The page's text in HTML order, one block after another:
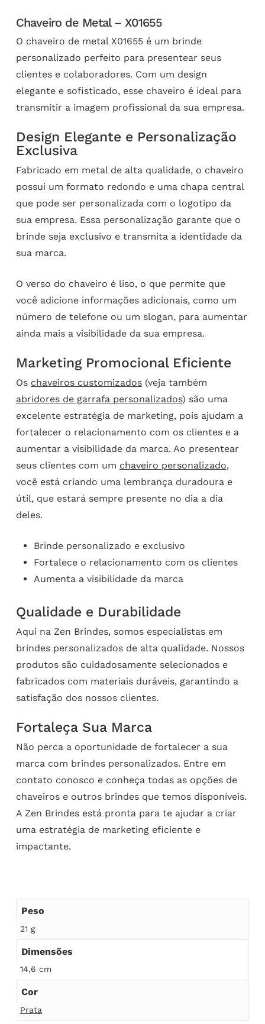
Chaveiro de Metal – X01655
O chaveiro de metal X01655 é um brinde
personalizado perfeito para presentear seus
clientes e colaboradores. Com um design
elegante e sofisticado, esse chaveiro é ideal para
transmitir a imagem profissional da sua empresa.
Design Elegante e Personalização
Exclusiva
Fabricado em metal de alta qualidade, o chaveiro
possui um formato redondo e uma chapa central
que pode ser personalizada com o logotipo da
sua empresa. Essa personalização garante que o
brinde seja exclusivo e transmita a identidade da
sua marca.
O verso do chaveiro é liso, o que permite que
você adicione informações adicionais, como um
número de telefone ou um slogan, para aumentar
ainda mais a visibilidade da sua empresa.
Marketing Promocional Eficiente
Os chaveiros customizados(veja também
abridores de garrafa personalizados) são uma
excelente estratégia de marketing, pois ajudam a
fortalecer o relacionamento com os clientes e a
aumentar a visibilidade da marca. Ao presentear
seus clientes com um chaveiro personalizado,
você está criando uma lembrança duradoura e
útil, que estará sempre presente no dia a dia
deles.
Brinde personalizado e exclusivo
Fortalece o relacionamento com os clientes
Aumenta a visibilidade da marca
Qualidade e Durabilidade
Aqui na Zen Brindes, somos especialistas em
brindes personalizados de alta qualidade. Nossos
produtos são cuidadosamente selecionados e
fabricados com materiais duráveis, garantindo a
satisfação dos nossos clientes.
Fortaleça Sua Marca
Não perca a oportunidade de fortalecer a sua
marca com brindes personalizados. Entre em
contato conosco e conheça todas as opções de
chaveiros e outros brindes que temos disponíveis.
A Zen Brindes está pronta para te ajudar a criar
uma estratégia de marketing eficiente e
impactante.
Peso
21 g
Dimensões
14,6 cm
Cor
Prata